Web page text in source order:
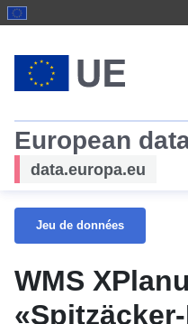
European
data.europa.eu
Jeu de données
WMS